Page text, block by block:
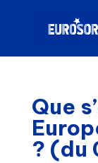
Que
? (du